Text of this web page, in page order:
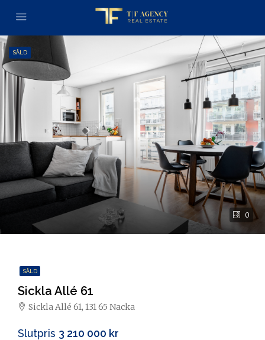
0
SÅLD
SÅLD
Sickla Allé 61
Sickla Allé 61, 131 65 Nacka
Slutpris 3 210 000 kr